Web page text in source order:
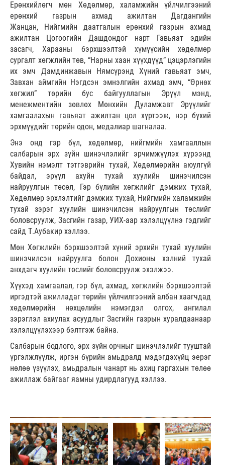
Ерөнхийлөгч мөн Хөдөлмөр, халамжийн үйлчилгээний
ерөнхий газрын ахмад ажилтан Дагдангийн
Жанцан, Нийгмийн даатгалын ерөнхий газрын ахмад
ажилтан Цогоогийн Дашдондог нарт Гавьяат эдийн
засагч, Харааны бэрхшээлтэй хүмүүсийн хөдөлмөр
сургалт хөгжлийн төв, “Нарны хаан хүүхдүүд” цэцэрлэгийн
их эмч Дамдинжавын Нямсүрэнд Хүний гавьяат эмч,
Завхан аймгийн Нэгдсэн эмнэлгийн ахмад эмч, “Өрнөх
хөгжил” төрийн бус байгууллагын Эрүүл мэнд,
менежментийн зөвлөх Мөнхийн Дуламжавт Эрүүлийг
хамгаалахын гавьяат ажилтан цол хүртээж, нэр бүхий
эрхмүүдийг төрийн одон, медалиар шагналаа.
Энэ онд гэр бүл, хөдөлмөр, нийгмийн хамгааллын
салбарын эрх зүйн шинэчлэлийг эрчимжүүлэх хүрээнд
Хувийн нэмэлт тэтгэврийн тухай, Хөдөлмөрийн аюулгүй
байдал, эрүүл ахуйн тухай хуулийн шинэчилсэн
найруулгын төсөл, Гэр бүлийн хөгжлийг дэмжих тухай,
Хөдөлмөр эрхлэлтийг дэмжих тухай, Нийгмийн халамжийн
тухай зэрэг хуулийн шинэчилсэн найруулгын төслийг
боловсруулж, Засгийн газар, УИХ-аар хэлэлцүүлнэ гэдгийг
сайд Т.Аубакир хэллээ.
Мөн Хөгжлийн бэрхшээлтэй хүний эрхийн тухай хуулийн
шинэчилсэн найруулга болон Дохионы хэлний тухай
анхдагч хуулийн төслийг боловсруулж эхэлжээ.
Хүүхэд хамгаалал, гэр бүл, ахмад, хөгжлийн бэрхшээлтэй
иргэдтэй ажилладаг төрийн үйлчилгээний албан хаагчдад
хөдөлмөрийн нөхцөлийн нэмэгдэл олгох, ангилал
зэрэглэл ахиулах асуудлыг Засгийн газрын хуралдаанаар
хэлэлцүүлэхээр бэлтгэж байна.
Салбарын бодлого, эрх зүйн орчныг шинэчлэлийг тууштай
үргэлжлүүлж, иргэн бүрийн амьдралд мэдэгдэхүйц эерэг
нөлөө үзүүлэх, амьдралын чанарт нь ахиц гаргахын төлөө
ажиллаж байгааг яамны удирдлагууд хэллээ.